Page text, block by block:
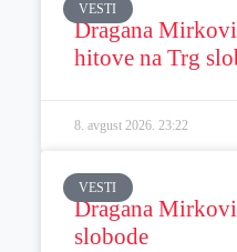
VESTI
Dragana
hitove na Trg
8. avgust 2026. 23:22
VESTI
Dragana
slobode